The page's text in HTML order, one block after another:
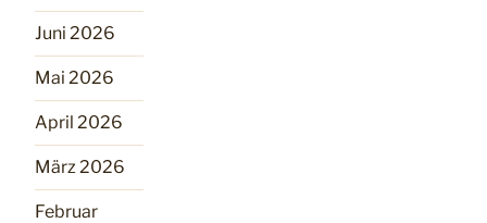
Juni 2026
Mai 2026
April 2026
März 2026
Februar